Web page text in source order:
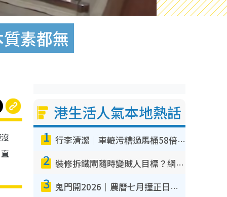
素都無
港生活人氣本地熱話
1 行李清潔｜車轆污糟過馬桶58倍！專家警告忌用酒精抹 教1招免污手除菌
2 裝修拆鐵閘隨時變賊人目標？網民揭2大關鍵用途：裝新式等於白裝？附新舊鐵閘分別
3 鬼門開2026｜農曆七月撞正日全食特別邪？專家警告切忌做一事！揭4大禁忌+2招保平安